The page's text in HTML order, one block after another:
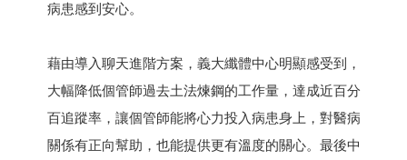
病患感到安心。
藉由導入聊天進階方案，義大纖體中心明顯感受到，
大幅降低個管師過去土法煉鋼的工作量，達成近百分
百追蹤率，讓個管師能將心力投入病患身上，對醫病
關係有正向幫助，也能提供更有溫度的關心。最後中